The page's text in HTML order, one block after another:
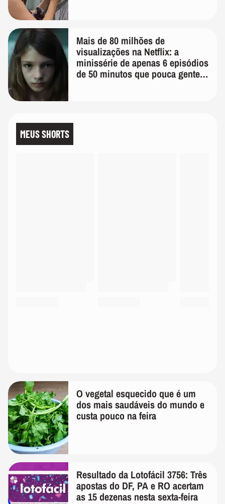
Mais de 80 milhões de
visualizações na Netflix: a
minissérie de apenas 6 episódios
de 50 minutos que pouca gente
MEUS SHORTS
O vegetal esquecido que é um
dos mais saudáveis do mundo e
custa pouco na feira
Resultado da Lotofácil 3756: Três
apostas do DF, PA e RO acertam
as 15 dezenas nesta sexta-feira